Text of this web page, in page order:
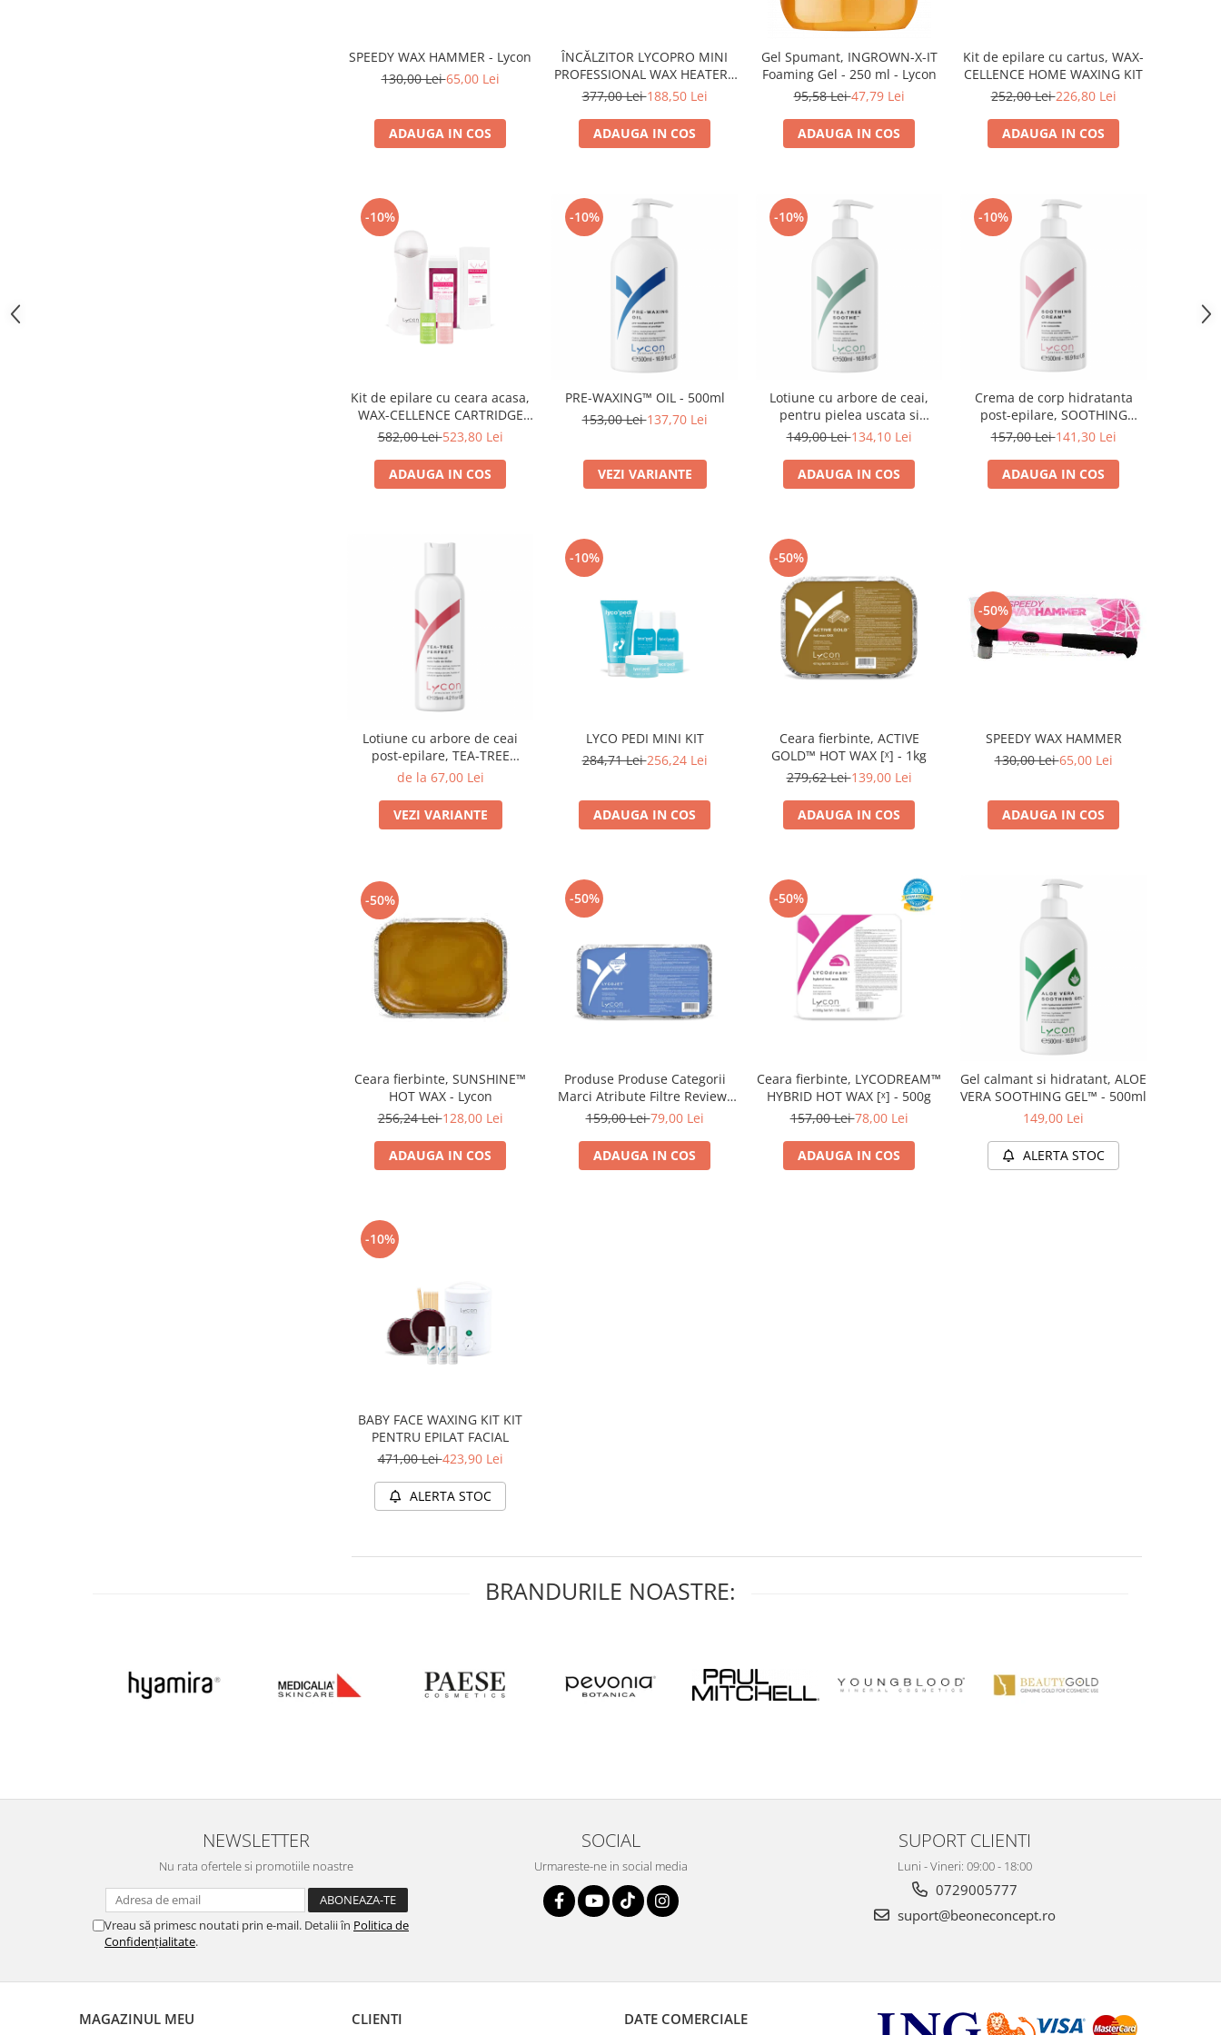
SPEEDY WAX HAMMER - Lycon
130,00 Lei65,00 Lei
ADAUGA IN COS
ÎNCĂLZITOR LYCOPRO MINI
PROFESSIONAL WAX HEATER -
500ml
377,00 Lei188,50 Lei
ADAUGA IN COS
Gel Spumant, INGROWN-X-IT
Foaming Gel - 250 ml - Lycon
95,58 Lei47,79 Lei
ADAUGA IN COS
Kit de epilare cu cartus, WAX-
CELLENCE HOME WAXING KIT
252,00 Lei226,80 Lei
ADAUGA IN COS
-10%
Kit de epilare cu ceara acasa,
WAX-CELLENCE CARTRIDGE
WAXING KIT
582,00 Lei523,80 Lei
ADAUGA IN COS
-10%
PRE-WAXING™ OIL - 500ml
153,00 Lei137,70 Lei
VEZI VARIANTE
-10%
Lotiune cu arbore de ceai,
pentru pielea uscata si
sensibila, TEA-TREE SOOTHE™
149,00 Lei134,10 Lei
ADAUGA IN COS
-10%
Crema de corp hidratanta
post-epilare, SOOTHING
CREAM™ - 500ml
157,00 Lei141,30 Lei
ADAUGA IN COS
Lotiune cu arbore de ceai
post-epilare, TEA-TREE
PERFECT™ - 125ml
de la 67,00 Lei
VEZI VARIANTE
-10%
LYCO PEDI MINI KIT
284,71 Lei256,24 Lei
ADAUGA IN COS
-50%
Ceara fierbinte, ACTIVE
GOLD™ HOT WAX [ˣ] - 1kg
279,62 Lei139,00 Lei
ADAUGA IN COS
-50%
SPEEDY WAX HAMMER
130,00 Lei65,00 Lei
ADAUGA IN COS
-50%
Ceara fierbinte, SUNSHINE™
HOT WAX - Lycon
256,24 Lei128,00 Lei
ADAUGA IN COS
-50%
Produse Produse Categorii
Marci Atribute Filtre Review-
uri Feed-uri Furnizori CRM
Continut 1 Insights Download
Rapoarte 1 Export Module
159,00 Lei79,00 Lei
ADAUGA IN COS
-50%
Ceara fierbinte, LYCODREAM™
HYBRID HOT WAX [ˣ] - 500g
157,00 Lei78,00 Lei
ADAUGA IN COS
Gel calmant si hidratant, ALOE
VERA SOOTHING GEL™ - 500ml
149,00 Lei
ALERTA STOC
-10%
BABY FACE WAXING KIT KIT
PENTRU EPILAT FACIAL
471,00 Lei423,90 Lei
ALERTA STOC
BRANDURILE NOASTRE:
NEWSLETTER
Nu rata ofertele si promotiile noastre
Vreau să primesc noutati prin e-mail. Detalii în Politica de
Confidențialitate.
SOCIAL
Urmareste-ne in social media
SUPORT CLIENTI
Luni - Vineri: 09:00 - 18:00
0729005777
suport@beoneconcept.ro
MAGAZINUL MEU CLIENTI DATE COMERCIALE